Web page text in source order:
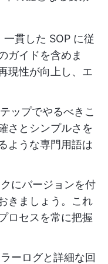
一貫した SOP に従
ガイドを含めま
現性が向上し、エ
ップでやるべきこ
さとシンプルさを
ような専門用語は
にバージョンを付
きましょう。これ
ロセスを常に把握
ーログと詳細な回